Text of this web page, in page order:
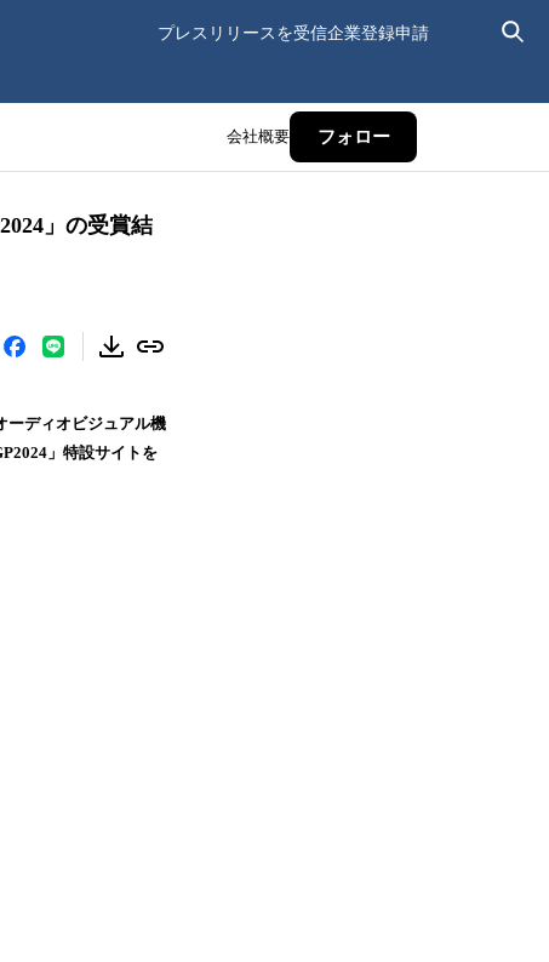
プレスリリースを受信企業登録申請
会社概要 フォロー
」の受賞結
ーディオビジュアル機
」特設サイトを